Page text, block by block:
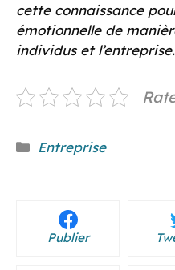
cette connaissance
émotionnelle de
individus et l’entreprise.
Catégories
Entreprise
Publier